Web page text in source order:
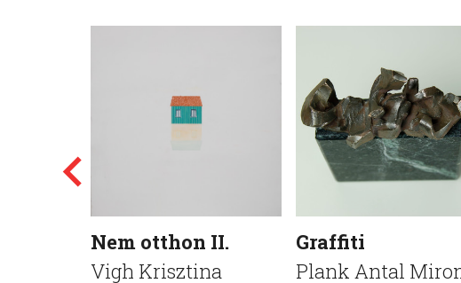
Nem otthon II.
Vigh Krisztina
Graffiti
Plank Antal